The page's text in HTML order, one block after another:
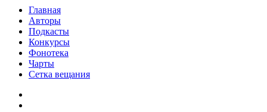
Главная
Авторы
Подкасты
Конкурсы
Фонотека
Чарты
Сетка вещания